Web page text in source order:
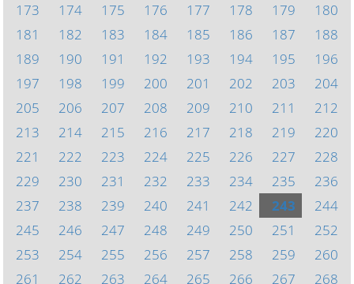
173
174 175 176 177 178 179
180
181
182 183 184 185 186 187
188
189
190 191 192 193 194 195
196
197
198 199 200 201 202 203
204
205
206 207 208 209 210 211
212
213
214 215 216 217 218 219
220
221
222 223 224 225 226 227
228
229
230 231 232 233 234 235
236
237
238 239 240 241 242 243
244
245
246 247 248 249 250 251
252
253
254 255 256 257 258 259
260
261
262 263 264 265 266 267
268